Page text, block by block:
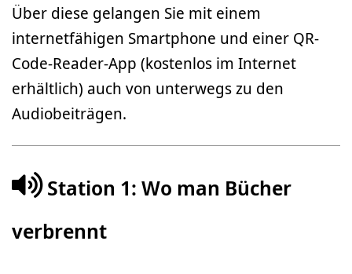
Über diese gelangen Sie mit einem
internetfähigen Smartphone und einer QR-
Code-Reader-App (kostenlos im Internet
erhältlich) auch von unterwegs zu den
Audiobeiträgen.
Station 1: Wo man Bücher
verbrennt